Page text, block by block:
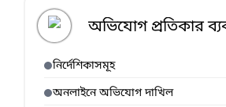
অভিযোগ প্রতিকার
নির্দেশিকাসমূহ
অনলাইনে অভিযোগ দাখিল